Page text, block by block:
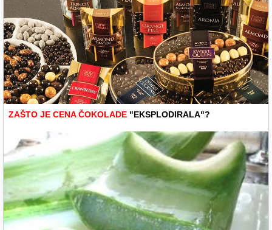
ZAŠTO JE CENA ČOKOLADE "EKSPLODIRALA"?